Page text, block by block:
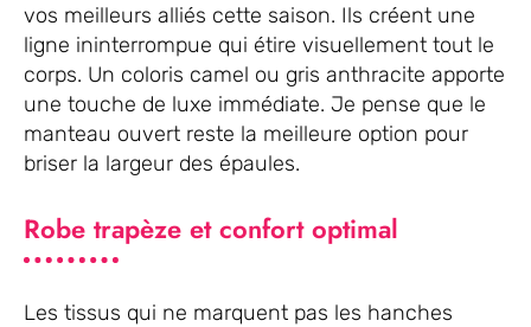
vos meilleurs alliés cette saison. Ils créent une
ligne ininterrompue qui étire visuellement tout le
corps. Un coloris camel ou gris anthracite apporte
une touche de luxe immédiate. Je pense que le
manteau ouvert reste la meilleure option pour
briser la largeur des épaules.
Robe trapèze et confort optimal
Les tissus qui ne marquent pas les hanches